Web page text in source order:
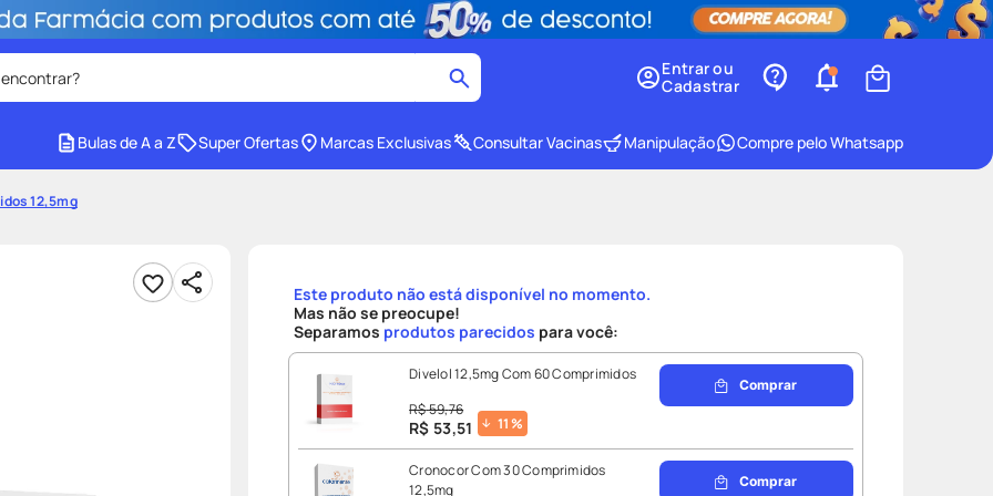
8º
protetor solar
Entrar ou
Cadastrar
Bulas de A a Z Super Ofertas Marcas Exclusivas Consultar Vacinas Manipulação Compre pelo Whatsapp
12,5mg
Este produto não está disponível no momento.
Mas não se preocupe!
Separamos produtos parecidos para você:
Divelol 12,5mg Com 60 Comprimidos
R$59,76
R$ 53,51 11%
Comprar
Cronocor Com 30 Comprimidos
12,5mg
Comprar